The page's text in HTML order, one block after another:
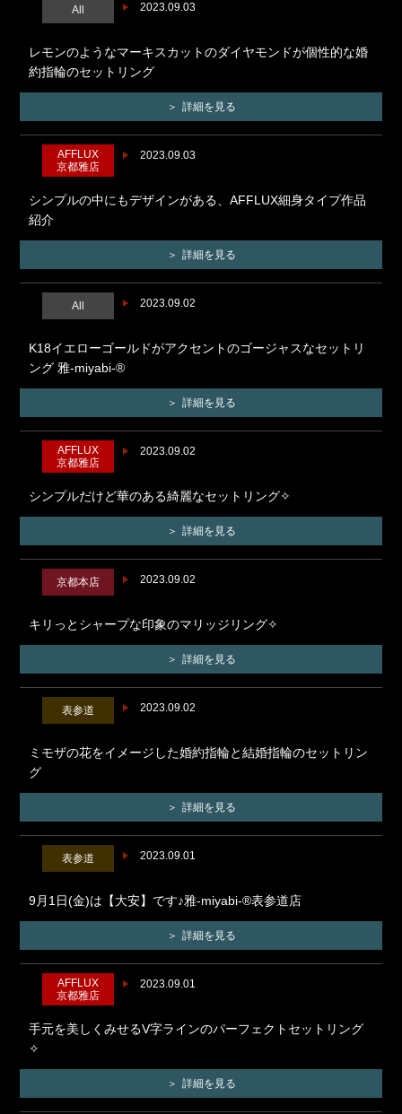
2023.09.03
All
レモンのようなマーキスカットのダイヤモンドが個性的な婚
約指輪のセットリング
詳細を見る
2023.09.03
AFFLUX
京都雅店
シンプルの中にもデザインがある、AFFLUX細身タイプ作品
紹介
詳細を見る
2023.09.02
All
K18イエローゴールドがアクセントのゴージャスなセットリ
ング 雅-miyabi-®
詳細を見る
2023.09.02
AFFLUX
京都雅店
シンプルだけど華のある綺麗なセットリング✧
詳細を見る
2023.09.02
京都本店
キリっとシャープな印象のマリッジリング✧
詳細を見る
2023.09.02
表参道
ミモザの花をイメージした婚約指輪と結婚指輪のセットリン
グ
詳細を見る
2023.09.01
表参道
9月1日(金)は【大安】です♪雅-miyabi-®表参道店
詳細を見る
2023.09.01
AFFLUX
京都雅店
手元を美しくみせるV字ラインのパーフェクトセットリング
✧
詳細を見る